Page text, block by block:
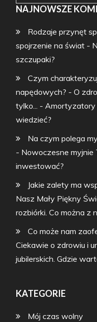
NAJNOWSZE
Rodzaje przynęt
spojrzenie na świat -
szczupaki?
Czym
napędowych? - O
tylko... -Amortyzatory
wiedzieć?
Na czym polega
- Nowoczesne myjnie
inwestować?
Jakie zalety ma
Nasz Mały Piękny
rozbiórki. Co można z
Co może nam
Ciekawie o zdrowiu i
jubilerskich. Gdzie
KATEGORIE
Mój czas wolny